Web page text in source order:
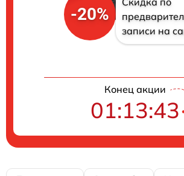
-20%
записи на
Конец акции
01:13:42